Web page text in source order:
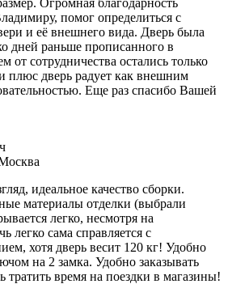
помог определиться с
и её внешнего вида. Дверь была
дней раньше прописанного в
от сотрудничества остались только
плюс дверь радует как внешним
Еще раз спасибо Вашей
идеальное качество сборки.
материалы отделки (выбрали
легко, несмотря на
легко сама справляется с
хотя дверь весит 120 кг! Удобно
на 2 замка. Удобно заказывать
тратить время на поездки в магазины!